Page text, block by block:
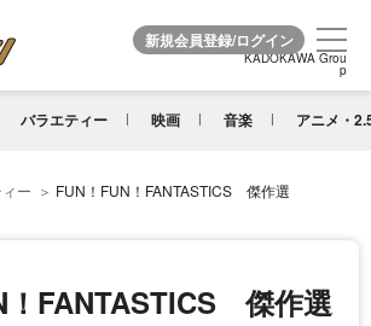
KADOKAWA Grou
p
バラエティー 映画 音楽 アニメ・
KADOKAWA Grou
p
ー FUN！FUN！FANTASTICS 傑作選
！FANTASTICS 傑作選